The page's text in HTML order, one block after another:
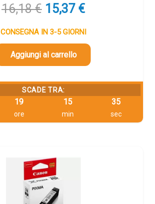
16,18€ Il
prezzo
originale
era:
16,18 €.
15,37 €Il
attuale
è:
CONSEGNA IN 3-5 GIORNI
Aggiungi al carrello
SCADE TRA:
19
ore
15
min
34
sec